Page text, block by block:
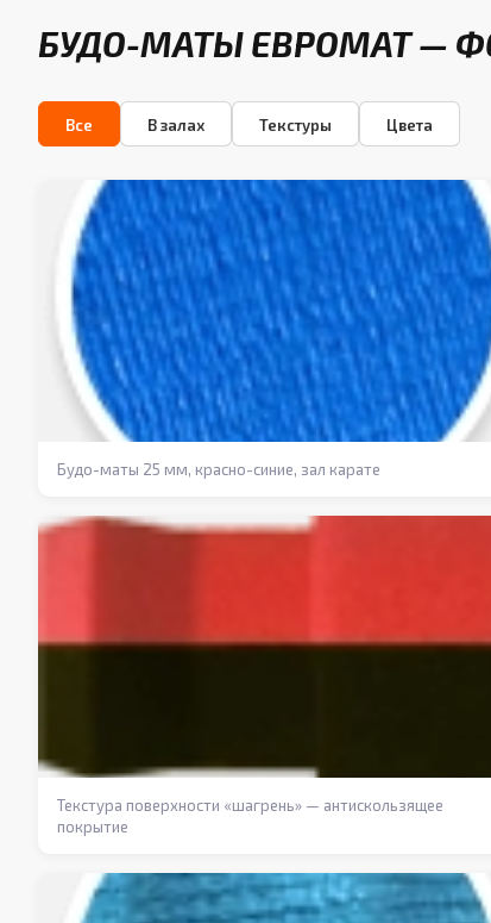
БУДО-МАТЫ ЕВРОМАТ —
Все В залах Текстуры Цвета
Будо-маты 25 мм, красно-синие, зал карате
Текстура поверхности «шагрень» — антискользящее
покрытие